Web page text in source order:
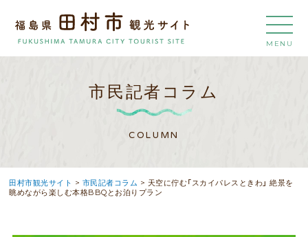
MENU
市民記者コラム
COLUMN
田村市観光サイト > 市民記者コラム > 天空に佇む「スカイパレスときわ」 絶景を
眺めながら楽しむ本格BBQとお泊りプラン